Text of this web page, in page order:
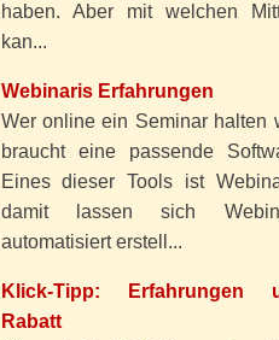
haben. Aber mit welchen
kan...
Webinaris Erfahrungen
Wer online ein Seminar halten
braucht eine passende
Eines dieser Tools ist
damit lassen sich
automatisiert erstell...
Klick-Tipp: Erfahrungen
Rabatt